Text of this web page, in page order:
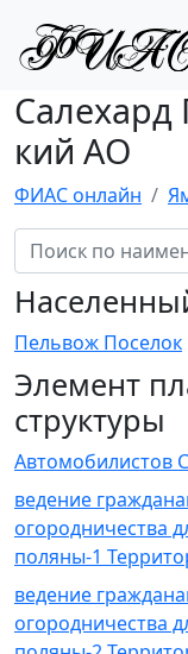
Салехард
кий АО
ФИАС онлайн
Пельвож Поселок
Элемент
структуры
Автомобилистов
ведение
огородничества
поляны-1
ведение
огородничества